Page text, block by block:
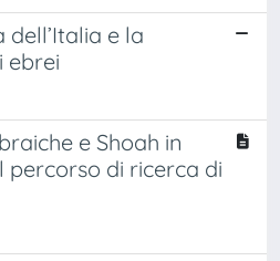
dell’Italia e la
ebrei
e Shoah in
percorso di ricerca di